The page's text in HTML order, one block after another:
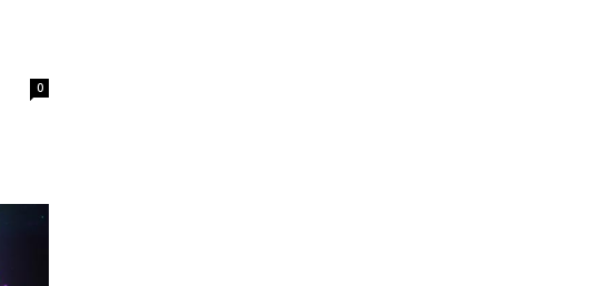
0